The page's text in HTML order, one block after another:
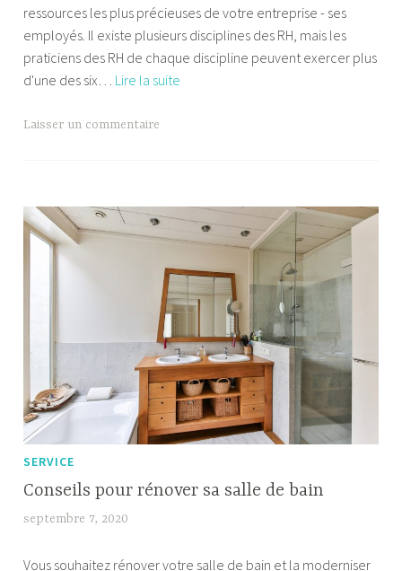
a
m
P
a
a
e
ressources les plus précieuses de votre entreprise - ses
employés. Il existe plusieurs disciplines des RH, mais les
praticiens des RH de chaque discipline peuvent exercer plus
d'une des six… Lire la suite
ressources
humaines
Laisser un commentaire
SERVICE
Conseils pour rénover sa salle de bain
septembre 7, 2020
m
Vous souhaitez rénover votre salle de bain et la moderniser